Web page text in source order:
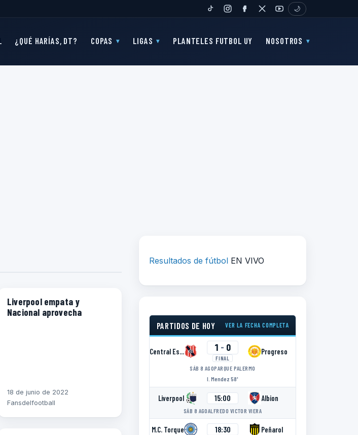
TIKTOKINSTAGRAM
FANPAGETWITTERYOUTUBE
🌙
¿QUÉ HARÍAS, DT? COPAS LIGAS PLANTELES FUTBOL UY NOSOTROS
Liverpool empata y
Nacional aprovecha
18 de junio de 2022
Fansdelfootball
Resultados de fútbol EN VIVO
PARTIDOS DE HOY VER LA FECHA COMPLETA
Central Español 1 - 0
FINAL
Progreso
SÁB 8 AGOPARQUE PALERMO
I. Mendez 58'
Liverpool 15:00 Albion
SÁB 8 AGOALFREDO VICTOR VIERA
M.C. Torque 18:30 Peñarol